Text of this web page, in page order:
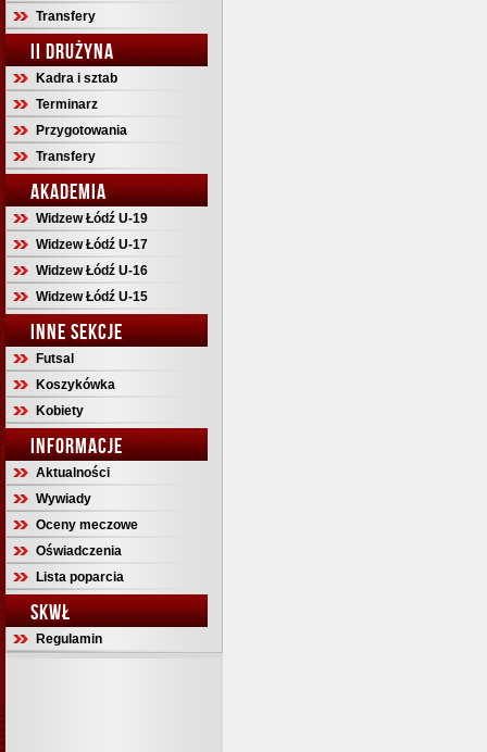
Transfery
II DRUŻYNA
Kadra i sztab
Terminarz
Przygotowania
Transfery
AKADEMIA
Widzew Łódź U-19
Widzew Łódź U-17
Widzew Łódź U-16
Widzew Łódź U-15
INNE SEKCJE
Futsal
Koszykówka
Kobiety
INFORMACJE
Aktualności
Wywiady
Oceny meczowe
Oświadczenia
Lista poparcia
SKWŁ
Regulamin